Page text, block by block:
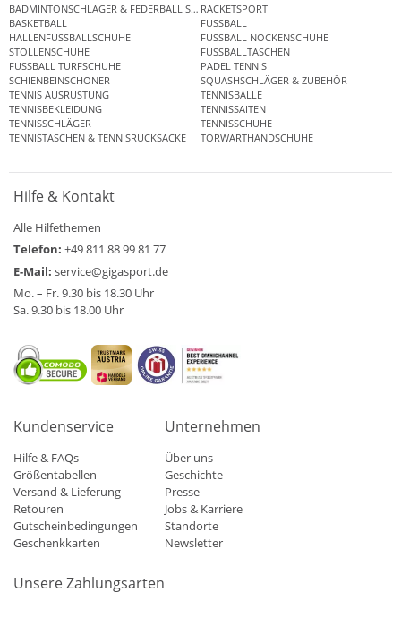
BADMINTONSCHLÄGER & FEDERBALL SETSRACKETSPORT
BASKETBALL
FUSSBALL
HALLENFUSSBALLSCHUHE
FUSSBALL NOCKENSCHUHE
STOLLENSCHUHE
FUSSBALLTASCHEN
FUSSBALL TURFSCHUHE
PADEL TENNIS
SCHIENBEINSCHONER
SQUASHSCHLÄGER & ZUBEHÖR
TENNIS AUSRÜSTUNG
TENNISBÄLLE
TENNISBEKLEIDUNG
TENNISSAITEN
TENNISSCHLÄGER
TENNISSCHUHE
TENNISTASCHEN & TENNISRUCKSÄCKE
TORWARTHANDSCHUHE
Hilfe & Kontakt
Alle Hilfethemen
Telefon: +49 811 88 99 81 77
E-Mail: service@gigasport.de
Mo. – Fr. 9.30 bis 18.30 Uhr
Sa. 9.30 bis 18.00 Uhr
Kundenservice
Hilfe & FAQs
Größentabellen
Versand & Lieferung
Retouren
Gutscheinbedingungen
Geschenkkarten
Unternehmen
Über uns
Geschichte
Presse
Jobs & Karriere
Standorte
Newsletter
Unsere Zahlungsarten